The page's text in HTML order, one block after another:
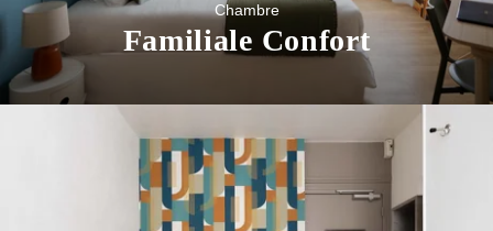
Familiale Confort
Chambre